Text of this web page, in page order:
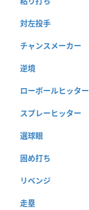
対左投手
チャンスメーカー
逆境
ローボールヒッター
スプレーヒッター
選球眼
固め打ち
リベンジ
走塁